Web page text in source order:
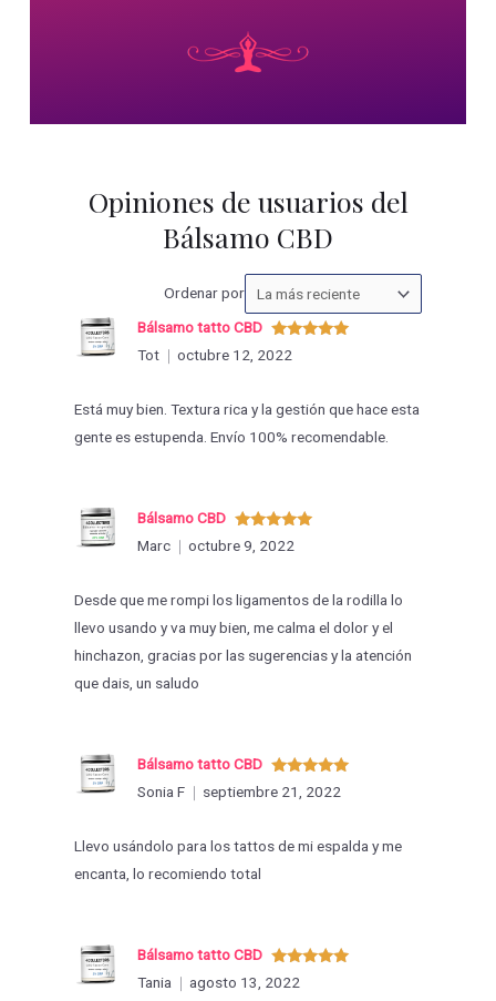
Opiniones de usuarios del
Bálsamo CBD
Ordenar porOrdenar
las
Valorado
con
Bálsamo tatto CBD
Tot
octubre 12, 2022
Está muy bien. Textura rica y la gestión que hace esta
gente es estupenda. Envío 100% recomendable.
Valorado
con5de 5
Bálsamo CBD
Marc
octubre 9, 2022
Desde que me rompi los ligamentos de la rodilla lo
llevo usando y va muy bien, me calma el dolor y el
hinchazon, gracias por las sugerencias y la atención
que dais, un saludo
Valorado
con 5de 5
Bálsamo tatto CBD
Sonia F
septiembre 21, 2022
Llevo usándolo para los tattos de mi espalda y me
encanta, lo recomiendo total
Valorado
con
Bálsamo tatto CBD
Tania
agosto 13, 2022